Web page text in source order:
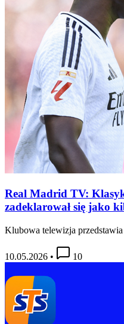
Real Madrid TV:
zadeklarował się jako
Klubowa telewizja
10.05.2026 • 10